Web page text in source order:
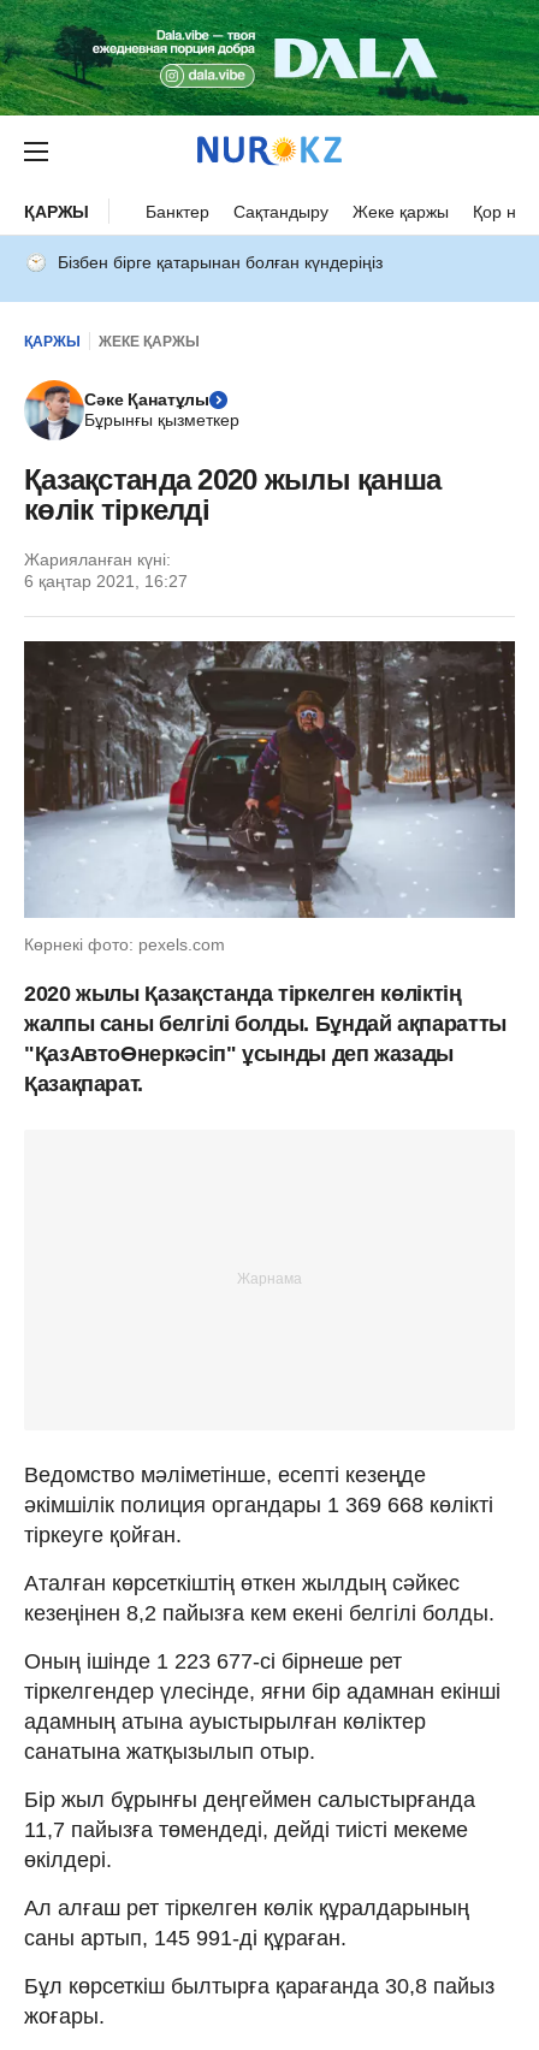
ҚАРЖЫ Банктер Сақтандыру Жеке қаржы Қор
Бізбен бірге қатарынан болған күндеріңіз
ҚАРЖЫ ЖЕКЕ ҚАРЖЫ
Сәке Қанатұлы
Бұрынғы қызметкер
Қазақстанда 2020 жылы қанша
көлік тіркелді
Жарияланған күні:
6 қаңтар 2021, 16:27
Көрнекі фото: pexels.com
2020 жылы Қазақстанда тіркелген көліктің
жалпы саны белгілі болды. Бұндай ақпаратты
"ҚазАвтоӨнеркәсіп" ұсынды деп жазады
Қазақпарат.
Ведомство мәліметінше, есепті кезеңде
әкімшілік полиция органдары 1 369 668 көлікті
тіркеуге қойған.
Аталған көрсеткіштің өткен жылдың сәйкес
кезеңінен 8,2 пайызға кем екені белгілі болды.
Оның ішінде 1 223 677-сі бірнеше рет
тіркелгендер үлесінде, яғни бір адамнан екінші
адамның атына ауыстырылған көліктер
санатына жатқызылып отыр.
Бір жыл бұрынғы деңгеймен салыстырғанда
11,7 пайызға төмендеді, дейді тиісті мекеме
өкілдері.
Ал алғаш рет тіркелген көлік құралдарының
саны артып, 145 991-ді құраған.
Бұл көрсеткіш былтырға қарағанда 30,8 пайыз
жоғары.